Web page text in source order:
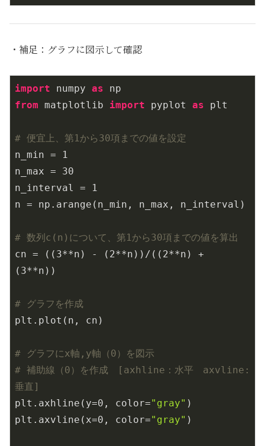
・補足：グラフに図示して確認
import numpy as
from matplotlib import pyplot as plt
# 便宜上、第1から30項までの値を設定
n_min =
1
n_max = 30
n_interval =
1
n = np.arange(n_min, n_max, n_interval)
# 数列c(n)について、第1から30項までの値を算出
cn = (( 3**n) - ( 2**n))/(( 2**n) +
( 3**n))
# グラフを作成
plt.plot(n, cn)
# グラフにx軸,y軸（0）を図示
# 補助線（0）を作成　[axhline：水平　axvline:
垂直]
plt.axhline(y=0 , color="gray" )
plt.axvline(x=0 , color="gray" )